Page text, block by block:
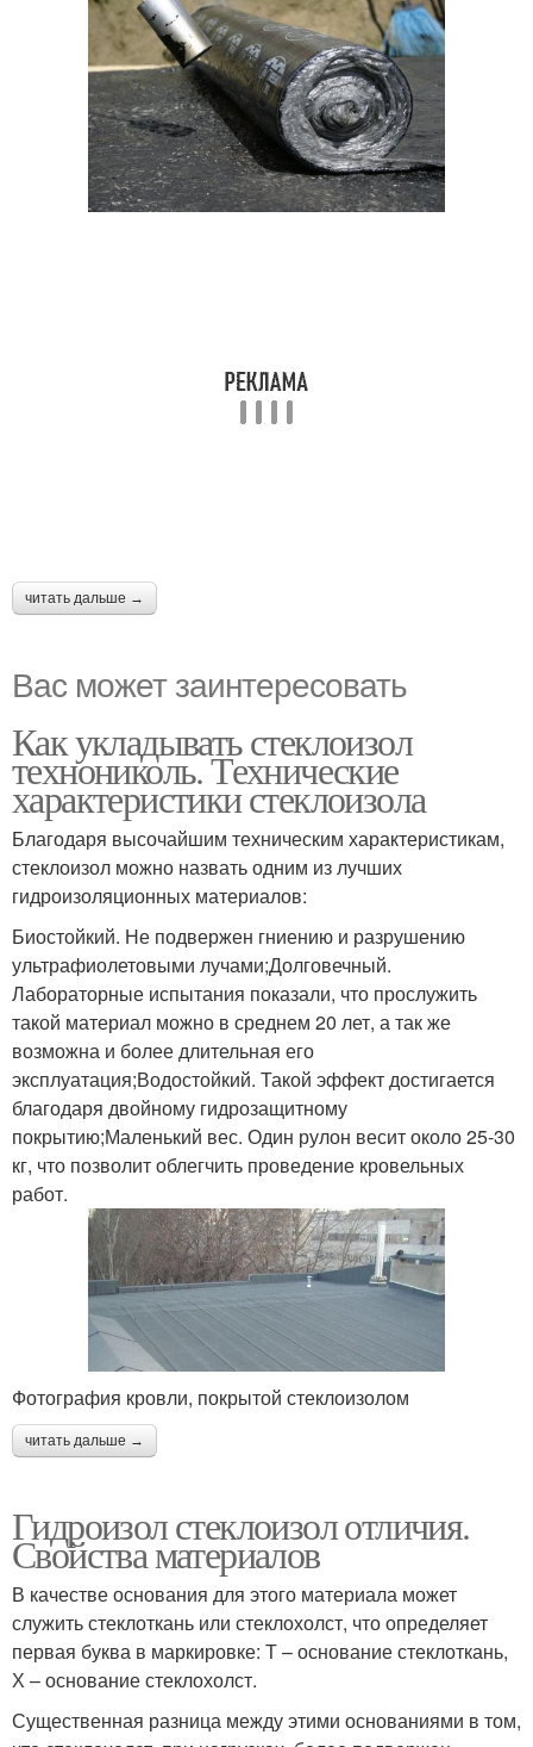
читать дальше →
Вас может заинтересовать
Как укладывать стеклоизол
технониколь. Технические
характеристики стеклоизола
Благодаря высочайшим техническим характеристикам,
стеклоизол можно назвать одним из лучших
гидроизоляционных материалов:
Биостойкий. Не подвержен гниению и разрушению
ультрафиолетовыми лучами;Долговечный.
Лабораторные испытания показали, что прослужить
такой материал можно в среднем 20 лет, а так же
возможна и более длительная его
эксплуатация;Водостойкий. Такой эффект достигается
благодаря двойному гидрозащитному
покрытию;Маленький вес. Один рулон весит около 25-30
кг, что позволит облегчить проведение кровельных
работ.
Фотография кровли, покрытой стеклоизолом
читать дальше →
Гидроизол стеклоизол отличия.
Свойства материалов
В качестве основания для этого материала может
служить стеклоткань или стеклохолст, что определяет
первая буква в маркировке: Т – основание стеклоткань,
Х – основание стеклохолст.
Существенная разница между этими основаниями в том,